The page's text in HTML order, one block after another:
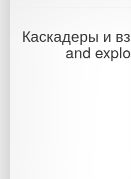
Каскадеры и
and